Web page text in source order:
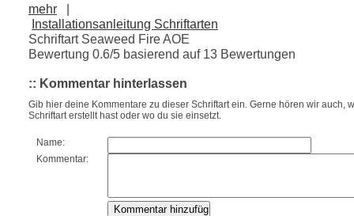
mehr
|
Installationsanleitung Schriftarten
Schriftart Seaweed Fire AOE
Bewertung 0.6/5 basierend auf 13 Bewertungen
:: Kommentar hinterlassen
Gib hier deine Kommentare zu dieser Schriftart ein. Gerne hören wir auch,
Schriftart erstellt hast oder wo du sie einsetzt.
Name:
Kommentar: